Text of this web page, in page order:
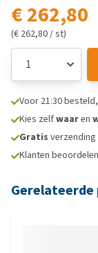
€ 262,80
(€ 262,80 / st)
Voor 21:30 besteld,
Kies zelfwaaren
Gratis verzending
Klanten